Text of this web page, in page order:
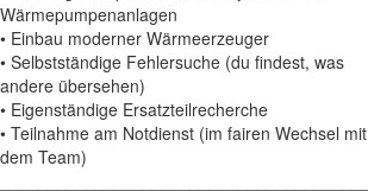
Wärmepumpenanlagen
• Einbau moderner Wärmeerzeuger
• Selbstständige Fehlersuche (du findest, was
andere übersehen)
• Eigenständige Ersatzteilrecherche
• Teilnahme am Notdienst (im fairen Wechsel mit
dem Team)